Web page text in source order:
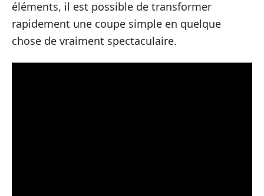
éléments, il est possible de transformer
rapidement une coupe simple en quelque
chose de vraiment spectaculaire.